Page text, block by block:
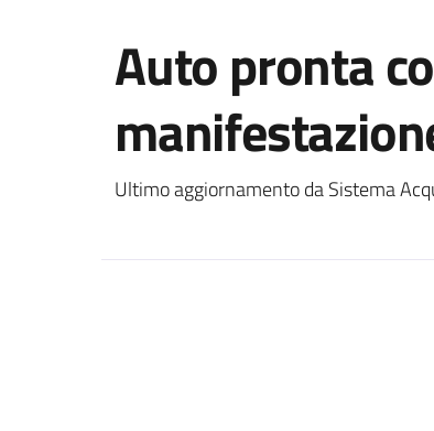
Auto pronta
Ultimo aggiornamento da Sistema